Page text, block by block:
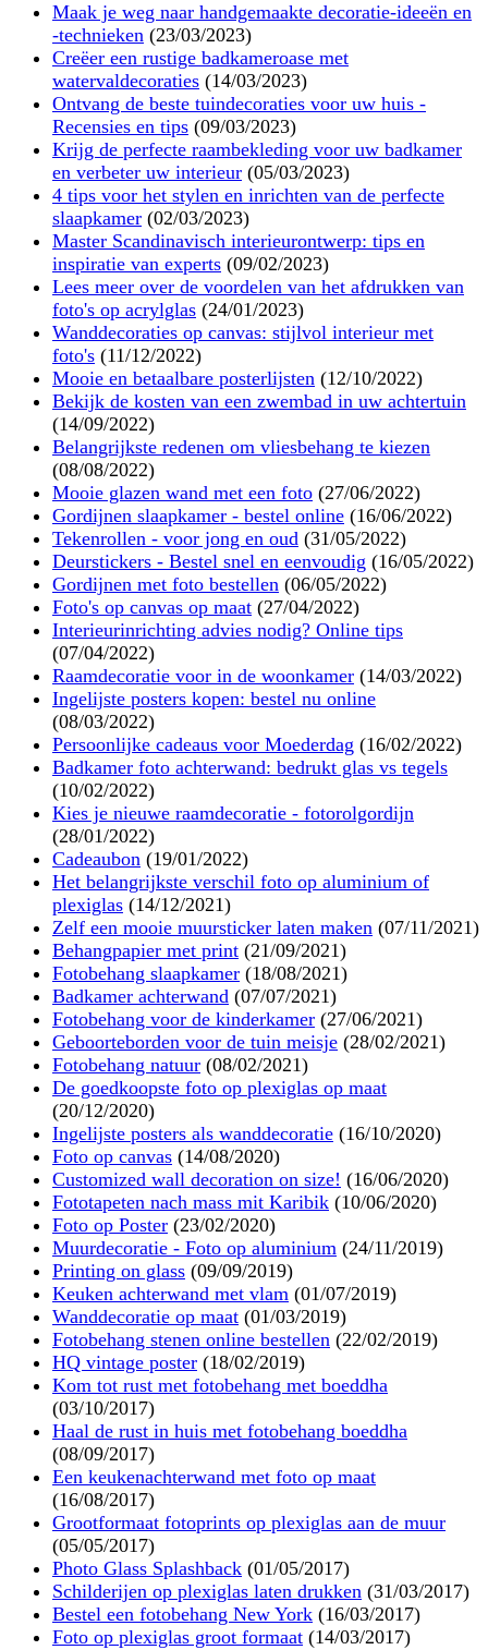
Maak je weg naar handgemaakte decoratie-ideeën en
-technieken (23/03/2023)
Creëer een rustige badkameroase met
watervaldecoraties (14/03/2023)
Ontvang de beste tuindecoraties voor uw huis -
Recensies en tips (09/03/2023)
Krijg de perfecte raambekleding voor uw badkamer
en verbeter uw interieur (05/03/2023)
4 tips voor het stylen en inrichten van de perfecte
slaapkamer (02/03/2023)
Master Scandinavisch interieurontwerp: tips en
inspiratie van experts (09/02/2023)
Lees meer over de voordelen van het afdrukken van
foto's op acrylglas (24/01/2023)
Wanddecoraties op canvas: stijlvol interieur met
foto's (11/12/2022)
Mooie en betaalbare posterlijsten (12/10/2022)
Bekijk de kosten van een zwembad in uw achtertuin
(14/09/2022)
Belangrijkste redenen om vliesbehang te kiezen
(08/08/2022)
Mooie glazen wand met een foto (27/06/2022)
Gordijnen slaapkamer - bestel online (16/06/2022)
Tekenrollen - voor jong en oud (31/05/2022)
Deurstickers - Bestel snel en eenvoudig (16/05/2022)
Gordijnen met foto bestellen (06/05/2022)
Foto's op canvas op maat (27/04/2022)
Interieurinrichting advies nodig? Online tips
(07/04/2022)
Raamdecoratie voor in de woonkamer (14/03/2022)
Ingelijste posters kopen: bestel nu online
(08/03/2022)
Persoonlijke cadeaus voor Moederdag (16/02/2022)
Badkamer foto achterwand: bedrukt glas vs tegels
(10/02/2022)
Kies je nieuwe raamdecoratie - fotorolgordijn
(28/01/2022)
Cadeaubon (19/01/2022)
Het belangrijkste verschil foto op aluminium of
plexiglas (14/12/2021)
Zelf een mooie muursticker laten maken (07/11/2021)
Behangpapier met print (21/09/2021)
Fotobehang slaapkamer (18/08/2021)
Badkamer achterwand (07/07/2021)
Fotobehang voor de kinderkamer (27/06/2021)
Geboorteborden voor de tuin meisje (28/02/2021)
Fotobehang natuur (08/02/2021)
De goedkoopste foto op plexiglas op maat
(20/12/2020)
Ingelijste posters als wanddecoratie (16/10/2020)
Foto op canvas (14/08/2020)
Customized wall decoration on size! (16/06/2020)
Fototapeten nach mass mit Karibik (10/06/2020)
Foto op Poster (23/02/2020)
Muurdecoratie - Foto op aluminium (24/11/2019)
Printing on glass (09/09/2019)
Keuken achterwand met vlam (01/07/2019)
Wanddecoratie op maat (01/03/2019)
Fotobehang stenen online bestellen (22/02/2019)
HQ vintage poster (18/02/2019)
Kom tot rust met fotobehang met boeddha
(03/10/2017)
Haal de rust in huis met fotobehang boeddha
(08/09/2017)
Een keukenachterwand met foto op maat
(16/08/2017)
Grootformaat fotoprints op plexiglas aan de muur
(05/05/2017)
Photo Glass Splashback (01/05/2017)
Schilderijen op plexiglas laten drukken (31/03/2017)
Bestel een fotobehang New York (16/03/2017)
Foto op plexiglas groot formaat (14/03/2017)